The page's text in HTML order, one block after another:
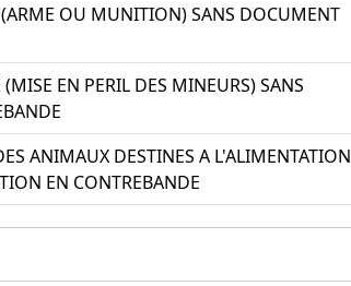
OU MUNITION) SANS DOCUMENT
EN PERIL DES MINEURS) SANS
ANIMAUX DESTINES A L'ALIMENTATION
EN CONTREBANDE